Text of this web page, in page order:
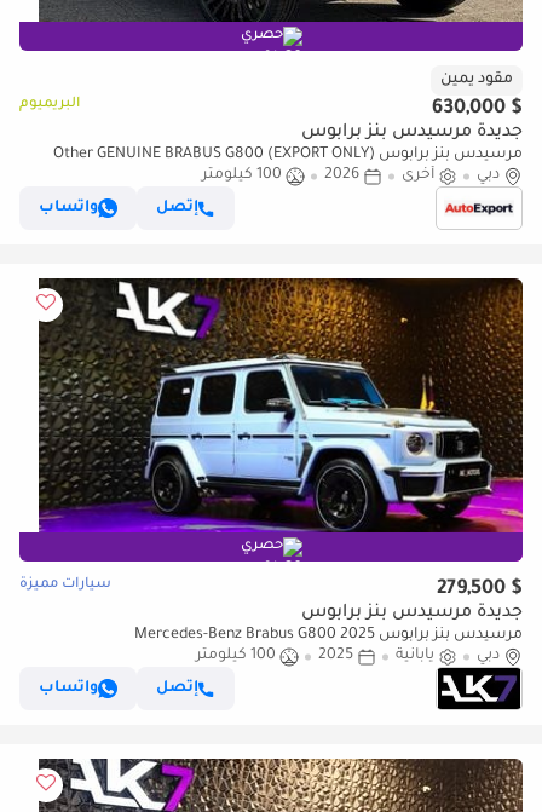
حصري
مقود يمين
$ 630,000 البريميوم
جديدة مرسيدس بنز برابوس
مرسيدس بنز برابوس Other GENUINE BRABUS G800 (EXPORT ONLY)
Right Hand Drive (للتصدير فقط)
دبي أخرى 2026
100 كيلومتر
إتصل
واتساب
حصري
$ 279,500 سيارات مميزة
جديدة مرسيدس بنز برابوس
مرسيدس بنز برابوس Mercedes-Benz Brabus G800 2025
دبي
يابانية 2025
100 كيلومتر
إتصل
واتساب